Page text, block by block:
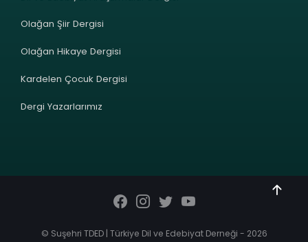
Olağan Şiir Dergisi
Olağan Hikaye Dergisi
Kardelen Çocuk Dergisi
Dergi Yazarlarımız
© Suşehri TDED | Türkiye Dil ve Edebiyat Derneği - 2026